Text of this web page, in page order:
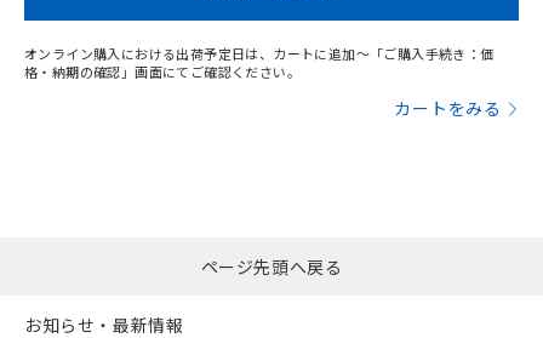
オンライン購入における出荷予定日は、カートに追加～「ご購入手続き：価
格・納期の確認」画面にてご確認ください。
カートをみる
ページ先頭へ戻る
お知らせ・最新情報